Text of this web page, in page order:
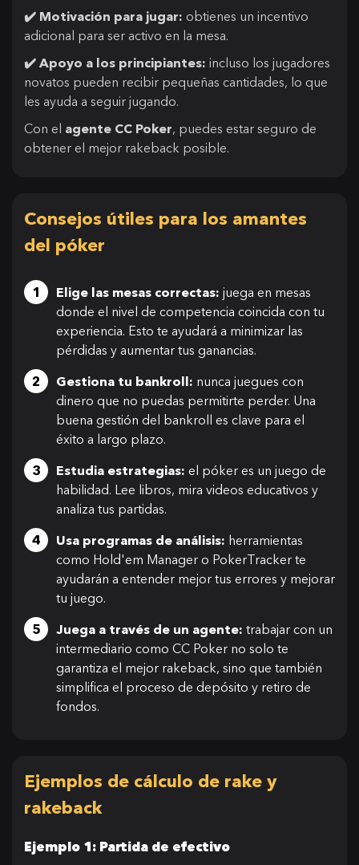
✔️ Motivación para jugar: obtienes un incentivo
adicional para ser activo en la mesa.
✔️ Apoyo a los principiantes: incluso los jugadores
novatos pueden recibir pequeñas cantidades, lo que
les ayuda a seguir jugando.
Con el agente CC Poker, puedes estar seguro de
obtener el mejor rakeback posible.
Consejos útiles para los amantes
del póker
Elige las mesas correctas: juega en mesas
donde el nivel de competencia coincida con tu
experiencia. Esto te ayudará a minimizar las
pérdidas y aumentar tus ganancias.
Gestiona tu bankroll: nunca juegues con
dinero que no puedas permitirte perder. Una
buena gestión del bankroll es clave para el
éxito a largo plazo.
Estudia estrategias: el póker es un juego de
habilidad. Lee libros, mira videos educativos y
analiza tus partidas.
Usa programas de análisis: herramientas
como Hold'em Manager o PokerTracker te
ayudarán a entender mejor tus errores y mejorar
tu juego.
Juega a través de un agente: trabajar con un
intermediario como CC Poker no solo te
garantiza el mejor rakeback, sino que también
simplifica el proceso de depósito y retiro de
fondos.
Ejemplos de cálculo de rake y
rakeback
Ejemplo 1: Partida de efectivo